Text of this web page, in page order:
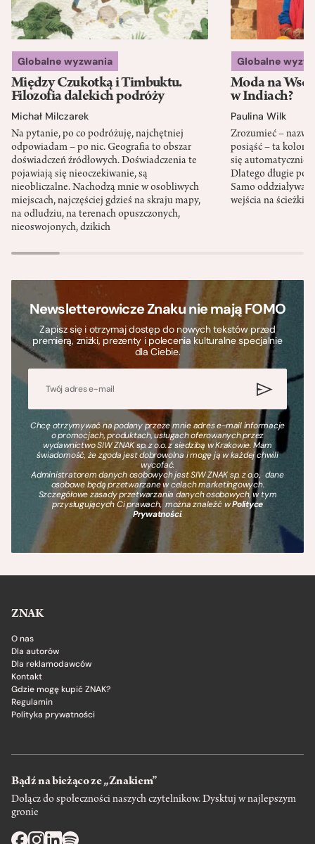
Globalne wyzwania
Między Czukotką i Timbuktu.
Filozofia dalekich podróży
Michał Milczarek
Na pytanie, po co podróżuję, najchętniej
odpowiadam – po nic. Geografia to obszar
doświadczeń źródłowych. Doświadczenia te
pojawiają się nieoczekiwanie, są
nieobliczalne. Nachodzą mnie w osobliwych
miejscach, najczęściej gdzieś na skraju mapy,
na odludziu, na terenach opuszczonych,
nieoswojonych, dzikich
Globalne
Moda na
w Indiach?
Paulina Wilk
Zrozumieć –
posiąść – ta
się automatycznie,
Dlatego długie
Samo
wejścia na ścieżki
Newsletterowicze Znaku nie mają FOMO
Zapisz się i otrzymaj dostęp do nowych tekstów przed
premierą, zniżki, prezenty i polecenia kulturalne specjalnie
dla Ciebie.
Chcę otrzymywać na podany przeze mnie adres e-mail informacje
o promocjach, produktach, usługach oferowanych przez
wydawnictwo SIW ZNAK sp. z o.o. z siedzibą w Krakowie. Mam
świadomość, że zgoda jest dobrowolna i mogę ją w każdej chwili
wycofać.
Administratorem danych osobowych jest SIW ZNAK sp. z o.o., dane
osobowe będą przetwarzane w celach marketingowych.
Szczegółowe zasady przetwarzania danych osobowych, w tym
przysługujących Ci prawach, można znaleźć wPolityce
Prywatności.
ZNAK
O nas
Dla autorów
Dla reklamodawców
Kontakt
Gdzie mogę kupić ZNAK?
Regulamin
Polityka prywatności
Bądź na bieżąco ze „Znakiem”
Dołącz do społeczności naszych czytelnikow. Dysktuj w najlepszym
gronie